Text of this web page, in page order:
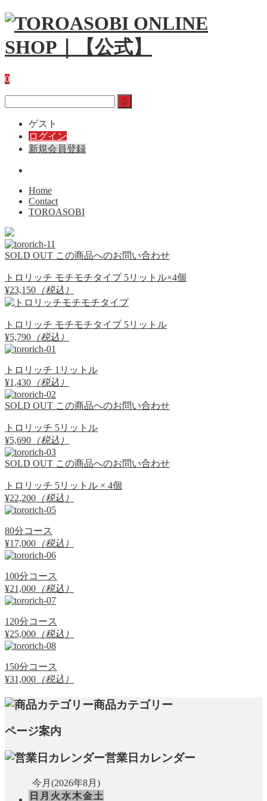
0
ゲスト
ログイン
新規会員登録
Home
Contact
TOROASOBI
SOLD OUT この商品へのお問い合わせ
トロリッチ モチモチタイプ 5リットル×4個
¥23,150 （税込）
トロリッチ モチモチタイプ 5リットル
¥5,790 （税込）
トロリッチ 1リットル
¥1,430 （税込）
SOLD OUT この商品へのお問い合わせ
トロリッチ 5リットル
¥5,690 （税込）
SOLD OUT この商品へのお問い合わせ
トロリッチ 5リットル × 4個
¥22,200 （税込）
80分コース
¥17,000 （税込）
100分コース
¥21,000 （税込）
120分コース
¥25,000 （税込）
150分コース
¥31,000 （税込）
商品カテゴリー
ページ案内
営業日カレンダー
今月(2026年8月)
日 月 火 水木金土